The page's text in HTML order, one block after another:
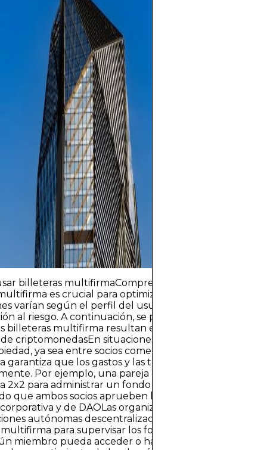
billeteras multifirmaComprender cuándo
es crucial para optimizar la gestión de
varían según el perfil del usuario, la estructura
al riesgo. A continuación, se presentan escenarios
billeteras multifirma resultan especialmente
criptomonedasEn situaciones donde los activos
ya sea entre socios comerciales o familiares, una
garantiza que los gastos y las transferencias se
Por ejemplo, una pareja casada podría usar una
2x2 para administrar un fondo de ahorro digital
que ambos socios aprueben las
y de DAOLas organizaciones, incluidas las
autónomas descentralizadas (DAO), suelen utilizar
para supervisar los fondos de tesorería. Esto
miembro pueda acceder o hacer un uso indebido de